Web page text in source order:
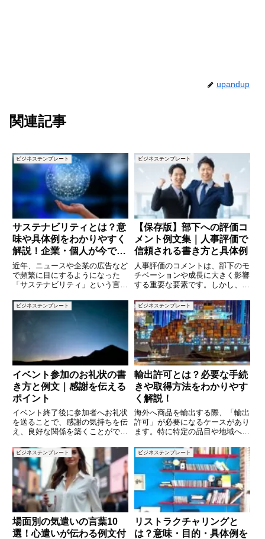
upandup
関連記事
ビジネステンプレート
サステナビリティとは？意
味や具体例をわかりやすく
解説！企業・個人が今でき
る取り組み
近年、ニュースや企業の広告など
で頻繁に目にするようになった
「サステナビリティ」という言
す考え方として、企業活動だけで
なく、私たちの日常生活にも深く
関わっています。では、サステナ
ビジネステンプレート
【保存版】部下への評価コ
メント例文集｜人事評価で
信頼される書き方と具体例
人事評価のコメントは、部下のモ
チベーションや成長に大きく影響
する重要な要素です。しかし、
「厳しすぎると関係が悪くなるの
では」と悩む方も多いのではない
でしょうか。評価コメントは単な
る結果の伝達ではなく、部下の努
力
ビジネステンプレート
イベント参加のお礼状の書
き方と例文｜感謝を伝える
ポイント
イベント終了後に参加者へお礼状
を送ることで、感謝の気持ちを伝
え、良好な関係を築くことができ
のイベント後にお礼のメッセージ
を送るのは重要なマナーの一つで
す。しかし、「どのように書けば
よいかわからない」「形式や言葉
ビジネステンプレート
輸出許可とは？必要な手続
きや取得方法をわかりやす
く解説！
海外へ商品を輸出する際、「輸出
許可」が必要になるケースがあり
ます。特に特定の品目や地域への
め、許可がなければ取引できませ
ん。しかし、輸出許可の取得手順
や必要な書類について詳しく知っ
ている方は意外と少ないのではな
ビジネステンプレート
場面別の気遣いの言葉10
選！心遣いが伝わる例文付
ビジネステンプレート
リストラクチャリングと
は？意味・目的・具体例を